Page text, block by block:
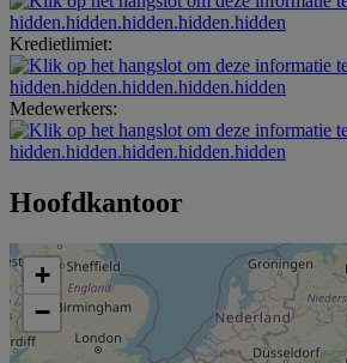
hidden.hidden.hidden.hidden.hidden
Kredietlimiet:
hidden.hidden.hidden.hidden.hidden
Medewerkers:
hidden.hidden.hidden.hidden.hidden
Hoofdkantoor
+
−